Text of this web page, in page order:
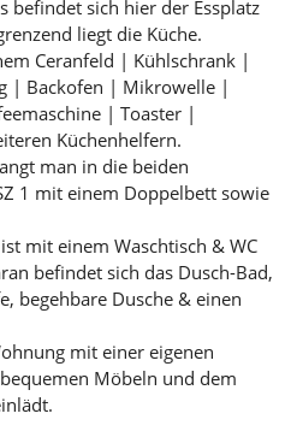
befindet sich hier der Essplatz
liegt die Küche.
Ceranfeld | Kühlschrank |
| Backofen | Mikrowelle |
| Toaster |
Küchenhelfern.
man in die beiden
1 mit einem Doppelbett sowie
mit einem Waschtisch & WC
befindet sich das Dusch-Bad,
begehbare Dusche & einen
mit einer eigenen
Möbeln und dem